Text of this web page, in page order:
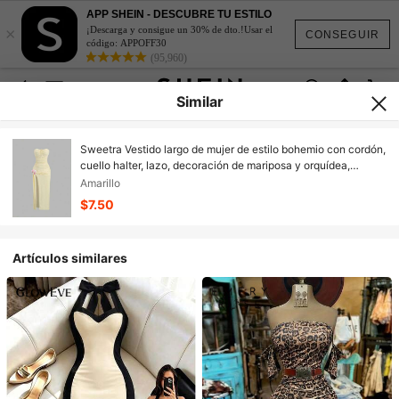
CONSEGUIR
×
APP SHEIN - DESCUBRE TU ESTILO
¡Descarga y consigue un 30% de dto.!Usar el
código: APPOFF30
(95,960)
Similar
Sweetra Vestido largo de mujer de estilo bohemio con cordón,
cuello halter, lazo, decoración de mariposa y orquídea,
abertura alta y ajustado sin mangas, de tela texturizada
amarilla, para uso casual y de resort
Amarillo
$7.50
Artículos similares